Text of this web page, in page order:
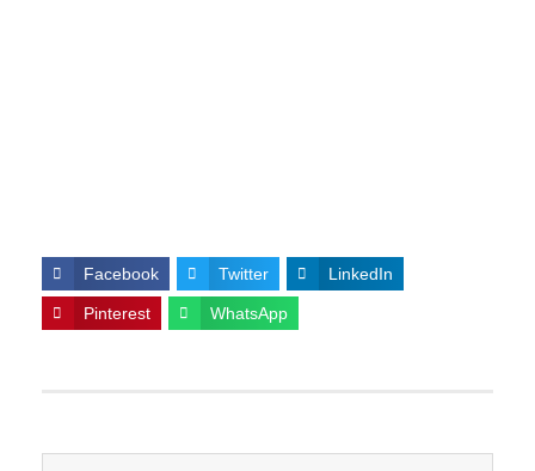
Facebook Twitter LinkedIn
Pinterest WhatsApp